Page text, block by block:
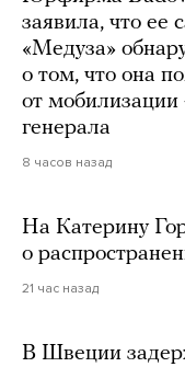
заявила, что ее
«Медуза»
о том, что она
от
генерала
8 часов назад
На Катерину
о
21 час назад
В Швеции